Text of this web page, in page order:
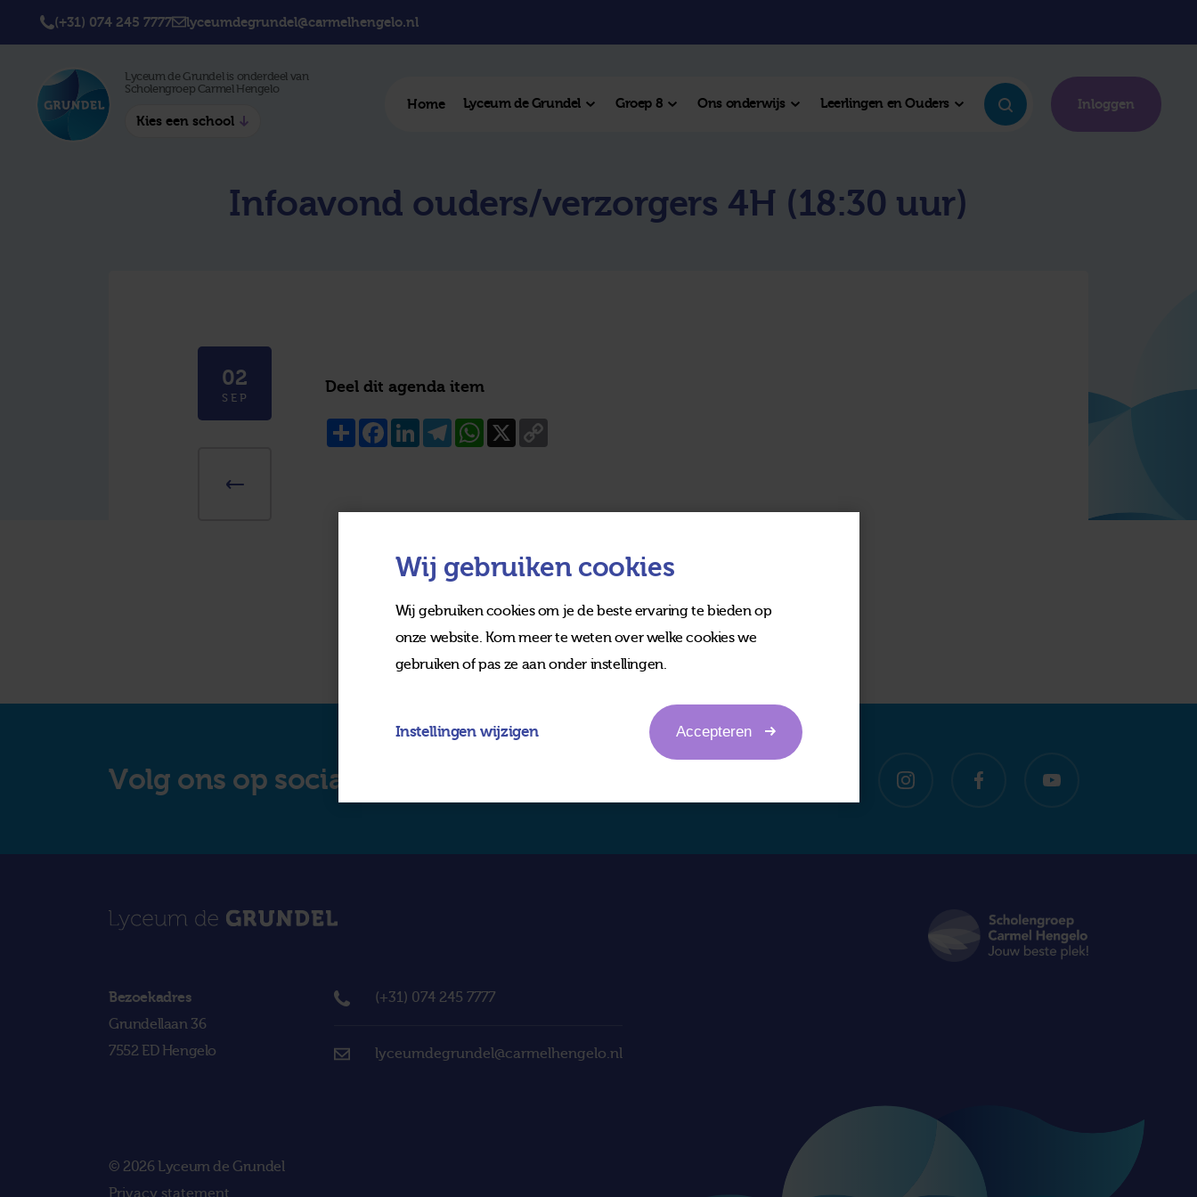
(+31) 074 245 7777 lyceumdegrundel@carmelhengelo.nl
Lyceum de Grundel is onderdeel van
Scholengroep Carmel Hengelo
Kies een school
Borne
Home Lyceum de Grundel Groep 8 Ons onderwijs Leerlingen en Ouders Inloggen
Infoavond ouders/verzorgers 4H (18:30 uur)
02
SEP
Deel dit agenda item
ShareFacebookLinkedInTelegramWhatsApp
Volg ons op social media
Bezoekadres
Grundellaan 36
7552 ED Hengelo
(+31) 074 245 7777
lyceumdegrundel@carmelhengelo.nl
© 2026 Lyceum de Grundel
Privacy statement
Wij gebruiken cookies
Wij gebruiken cookies om je de beste ervaring te bieden op
onze website. Kom meer te weten over welke cookies we
gebruiken of pas ze aan onder instellingen.
Instellingen wijzigen Accepteren